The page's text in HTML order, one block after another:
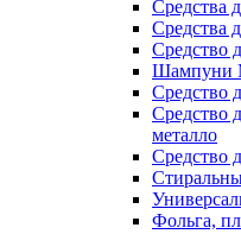
Средства
Средства
Средство
Средство
Средство
металло
Средство
Фольга,